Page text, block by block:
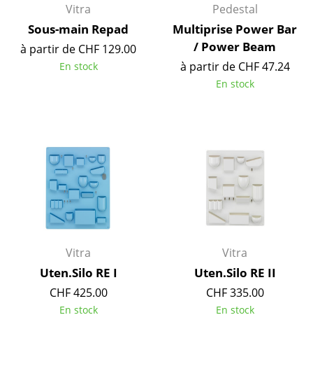
Secrétaires & Tables PC
Tables de conférence et Pupitres
Tables hautes & Pupitres
Chariots & Dessertes
Pièces détachées
... voir toutes les tables
Étagères & Armoires
Bibliothèques
Vitra
Sous-main Repad
à partir de CHF 129.00
En stock
Pedestal
Multiprise Power Bar
/ Power Beam
à partir de CHF 47.24
En stock
Vitra
Uten.Silo RE I
CHF 425.00
En stock
Vitra
Uten.Silo RE II
CHF 335.00
En stock